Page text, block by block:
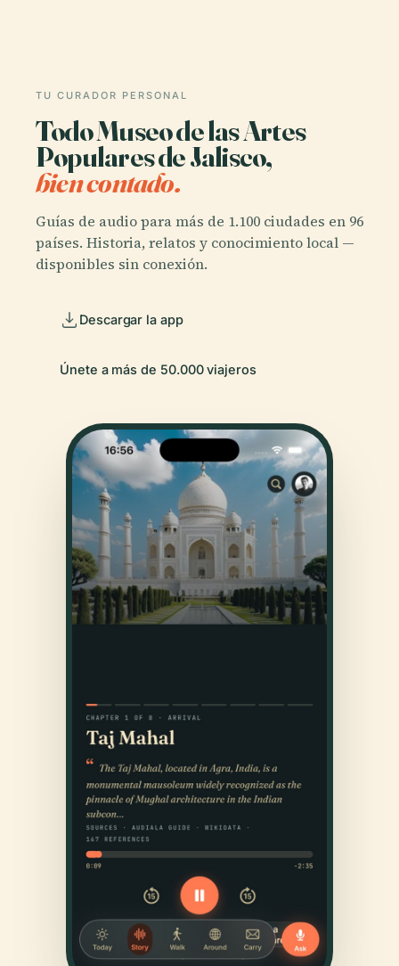
TU CURADOR PERSONAL
Todo Museo de las Artes
Populares de Jalisco,
bien contado.
Guías de audio para más de 1.100 ciudades en 96
países. Historia, relatos y conocimiento local —
disponibles sin conexión.
Descargar la app
Únete a más de 50.000 viajeros